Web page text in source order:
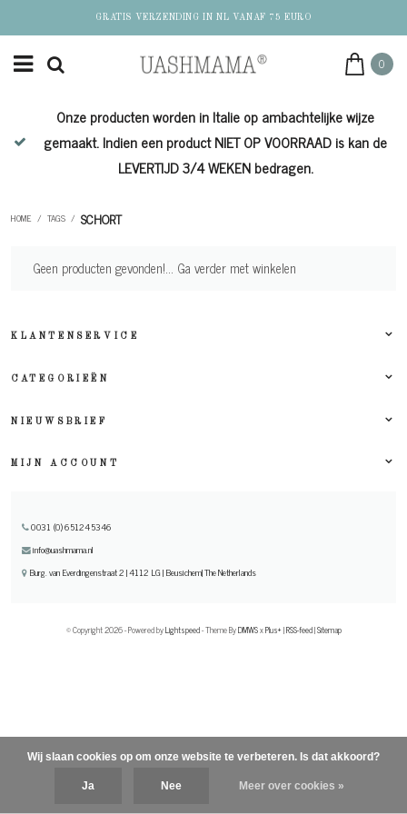
GRATIS VERZENDING IN NL VANAF 75 EURO
0
Onze producten worden in Italie op ambachtelijke wijze
gemaakt. Indien een product NIET OP VOORRAAD is kan de
LEVERTIJD 3/4 WEKEN bedragen.
HOME / TAGS / SCHORT
Geen producten gevonden!... Ga verder met winkelen
KLANTENSERVICE
CATEGORIEËN
NIEUWSBRIEF
MIJN ACCOUNT
0031 (0) 651245346
info@uashmama.nl
Burg. van Everdingenstraat 2 | 4112 LG | Beusichem| The Netherlands
© Copyright 2026 - Powered byLightspeed- Theme ByDMWSxPlus+|RSS-feed|Sitemap
Wij slaan cookies op om onze website te verbeteren. Is dat akkoord?
Ja Nee Meer over cookies »